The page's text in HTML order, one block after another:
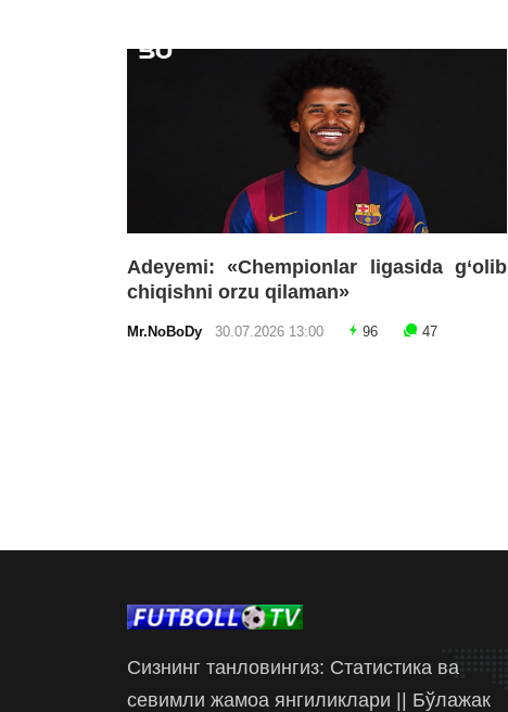
Adeyemi: «Chempionlar ligasida g‘olib
chiqishni orzu qilaman»
Mr.NoBoDy 30.07.2026 13:00 96 47
Сизнинг танловингиз: Статистика ва
севимли жамоа янгиликлари || Бўлажак